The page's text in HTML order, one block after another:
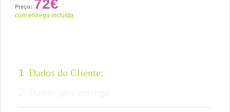
Preço: 72€
com entrega incluída
1 Dados do Cliente:
2 Dados para entrega: